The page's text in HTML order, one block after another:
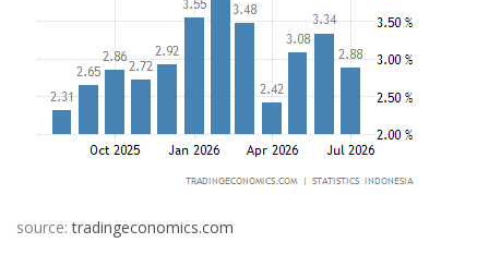
source:tradingeconomics.com